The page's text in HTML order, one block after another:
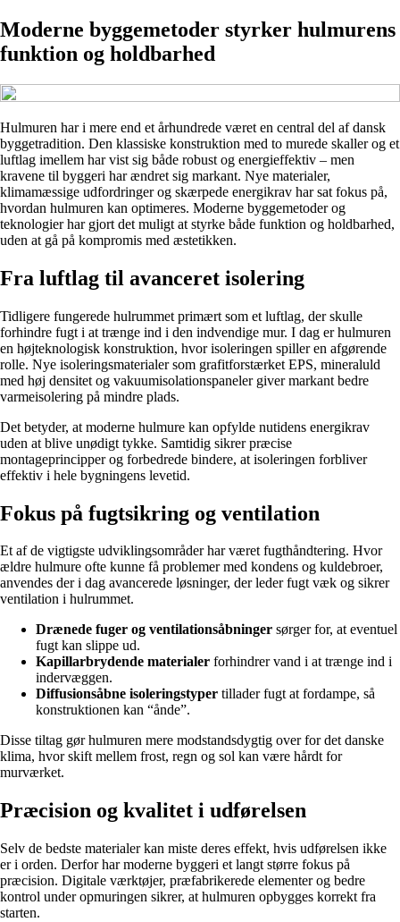
Moderne byggemetoder styrker hulmurens
funktion og holdbarhed
Hulmuren har i mere end et århundrede været en central del af dansk
byggetradition. Den klassiske konstruktion med to murede skaller og et
luftlag imellem har vist sig både robust og energieffektiv – men
kravene til byggeri har ændret sig markant. Nye materialer,
klimamæssige udfordringer og skærpede energikrav har sat fokus på,
hvordan hulmuren kan optimeres. Moderne byggemetoder og
teknologier har gjort det muligt at styrke både funktion og holdbarhed,
uden at gå på kompromis med æstetikken.
Fra luftlag til avanceret isolering
Tidligere fungerede hulrummet primært som et luftlag, der skulle
forhindre fugt i at trænge ind i den indvendige mur. I dag er hulmuren
en højteknologisk konstruktion, hvor isoleringen spiller en afgørende
rolle. Nye isoleringsmaterialer som grafitforstærket EPS, mineraluld
med høj densitet og vakuumisolationspaneler giver markant bedre
varmeisolering på mindre plads.
Det betyder, at moderne hulmure kan opfylde nutidens energikrav
uden at blive unødigt tykke. Samtidig sikrer præcise
montageprincipper og forbedrede bindere, at isoleringen forbliver
effektiv i hele bygningens levetid.
Fokus på fugtsikring og ventilation
Et af de vigtigste udviklingsområder har været fugthåndtering. Hvor
ældre hulmure ofte kunne få problemer med kondens og kuldebroer,
anvendes der i dag avancerede løsninger, der leder fugt væk og sikrer
ventilation i hulrummet.
Drænede fuger og ventilationsåbninger sørger for, at eventuel
fugt kan slippe ud.
Kapillarbrydende materialer forhindrer vand i at trænge ind i
indervæggen.
Diffusionsåbne isoleringstyper tillader fugt at fordampe, så
konstruktionen kan “ånde”.
Disse tiltag gør hulmuren mere modstandsdygtig over for det danske
klima, hvor skift mellem frost, regn og sol kan være hårdt for
murværket.
Præcision og kvalitet i udførelsen
Selv de bedste materialer kan miste deres effekt, hvis udførelsen ikke
er i orden. Derfor har moderne byggeri et langt større fokus på
præcision. Digitale værktøjer, præfabrikerede elementer og bedre
kontrol under opmuringen sikrer, at hulmuren opbygges korrekt fra
starten.